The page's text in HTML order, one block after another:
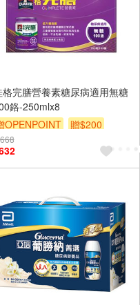
格完膳營養素糖尿病適用無糖
鉻-250mlx8
OPENPOINT
贈$200